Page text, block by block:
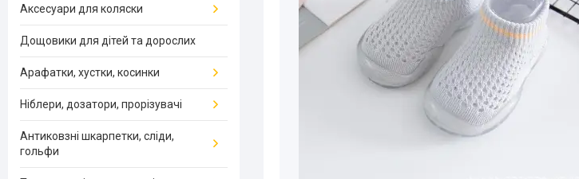
Аксесуари для коляски
Дощовики для дітей та дорослих
Арафатки, хустки, косинки
Ніблери, дозатори, прорізувачі
Антиковзні шкарпетки, сліди,
гольфи